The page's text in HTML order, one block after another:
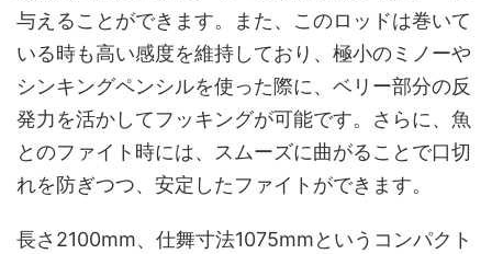
与えることができます。また、このロッドは巻いて
いる時も高い感度を維持しており、極小のミノーや
シンキングペンシルを使った際に、ベリー部分の反
発力を活かしてフッキングが可能です。さらに、魚
とのファイト時には、スムーズに曲がることで口切
れを防ぎつつ、安定したファイトができます。
長さ2100mm、仕舞寸法1075mmというコンパクト